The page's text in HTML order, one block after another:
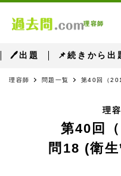
理容師
🖊出題 📌続きから出
理容師 問題一覧 第40回（
理
第40回
問18 (衛